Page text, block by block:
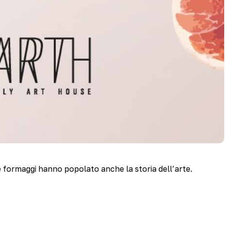
hanno popolato anche la storia dell’arte.